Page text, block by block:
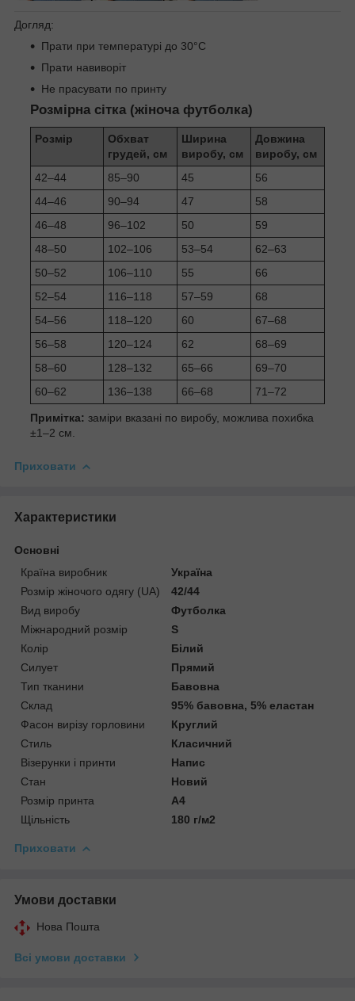
Догляд:
Прати при температурі до 30°C
Прати навиворіт
Не прасувати по принту
Розмірна сітка (жіноча футболка)
Розмір
Обхват
грудей, см
Ширина
виробу, см
Довжина
виробу, см
42–44
85–90 45
56
44–46
90–94 47
58
46–48
96–102 50
59
48–50
102–106 53–54
62–63
50–52
106–110 55
66
52–54
116–118 57–59
68
54–56
118–120 60
67–68
56–58
120–124 62
68–69
58–60
128–132 65–66
69–70
60–62
136–138 66–68 71–72
Примітка: заміри вказані по виробу, можлива похибка
±1–2 см.
Приховати
Характеристики
Основні
Країна виробник
Україна
Розмір жіночого одягу (UA)
42/44
Вид виробу
Футболка
Міжнародний розмір
S
Колір
Білий
Силует
Прямий
Тип тканини
Бавовна
Склад
95% бавовна, 5% еластан
Фасон вирізу горловини
Круглий
Стиль
Класичний
Візерунки і принти
Напис
Стан
Новий
Розмір принта
А4
Щільність
180 г/м2
Приховати
Умови доставки
Нова Пошта
Всі умови доставки